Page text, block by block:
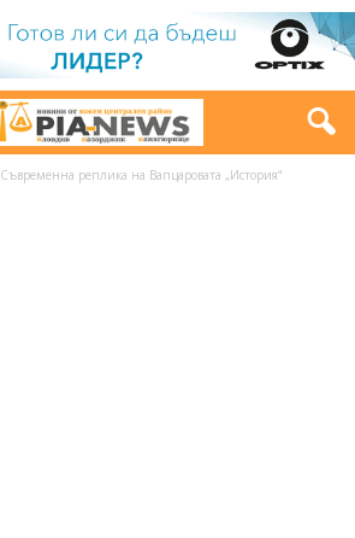
Съвременна реплика на Вапцаровата „История“